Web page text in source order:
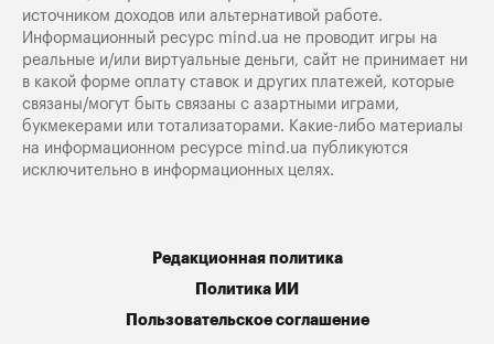
источником доходов или альтернативой работе.
Информационный ресурс mind.ua не проводит игры на
реальные и/или виртуальные деньги, сайт не принимает ни
в какой форме оплату ставок и других платежей, которые
связаны/могут быть связаны с азартными играми,
букмекерами или тотализаторами. Какие-либо материалы
на информационном ресурсе mind.ua публикуются
исключительно в информационных целях.
Редакционная политика
Политика ИИ
Пользовательское соглашение